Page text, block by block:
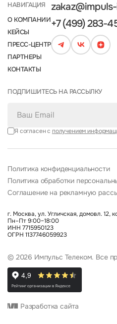
НАВИГАЦИЯ
О КОМПАНИИ
КЕЙСЫ
ПРЕСС-ЦЕНТР
ПАРТНЕРЫ
КОНТАКТЫ
+7 (499) 283-
ПОДПИШИТЕСЬ НА РАССЫЛКУ
Я согласен с получением
Политика конфиденциальности
Политика обработки
Соглашение на рекламную
г. Москва, ул. Угличская, домовл. 12,
Пн–Пт 9:00–18:00
ИНН 7715950123
ОГРН 1137746059923
© 2026 Импульс Телеком. Все
Разработка сайта